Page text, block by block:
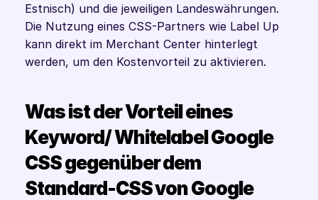
Estnisch) und die jeweiligen Landeswährungen.
Die Nutzung eines CSS-Partners wie Label Up
kann direkt im Merchant Center hinterlegt
werden, um den Kostenvorteil zu aktivieren.
Was ist der Vorteil eines
Keyword/ Whitelabel Google
CSS gegenüber dem
Standard-CSS von Google